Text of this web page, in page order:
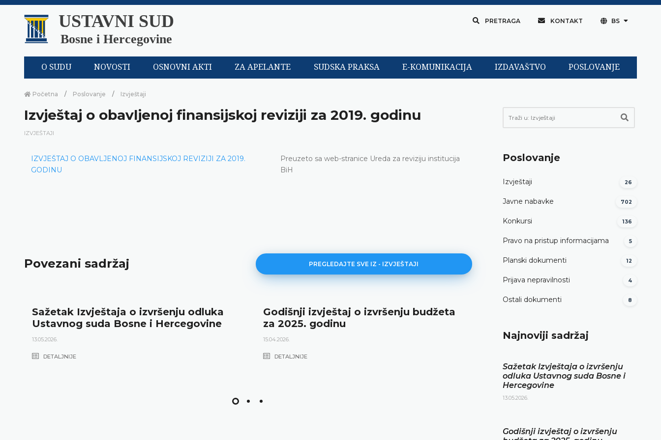
USTAVNI SUD
Bosne i Hercegovine
PRETRAGA KONTAKT BS
O SUDU NOVOSTI OSNOVNI AKTI ZA APELANTE SUDSKA PRAKSA E-KOMUNIKACIJA IZDAVAŠTVO POSLOVANJE
Početna Poslovanje Izvještaji
Izvještaj o obavljenoj finansijskoj reviziji za 2019. godinu
IZVJEŠTAJI
IZVJEŠTAJ O OBAVLJENOJ FINANSIJSKOJ REVIZIJI ZA 2019.
GODINU
Preuzeto sa web-stranice Ureda za reviziju institucija
BiH
Povezani sadržaj PREGLEDAJTE SVE IZ - IZVJEŠTAJI
Sažetak Izvještaja o izvršenju odluka
Ustavnog suda Bosne i Hercegovine
13.05.2026.
DETALJNIJE
Godišnji izvještaj o izvršenju budžeta
za 2025. godinu
15.04.2026.
DETALJNIJE
DETALJNIJE
Poslovanje
Izvještaji 26
Javne nabavke 702
Konkursi 136
Pravo na pristup informacijama 5
Planski dokumenti 12
Prijava nepravilnosti 4
Ostali dokumenti 8
Najnoviji sadržaj
Sažetak Izvještaja o izvršenju
odluka Ustavnog suda Bosne i
Hercegovine
13.05.2026.
Godišnji izvještaj o izvršenju